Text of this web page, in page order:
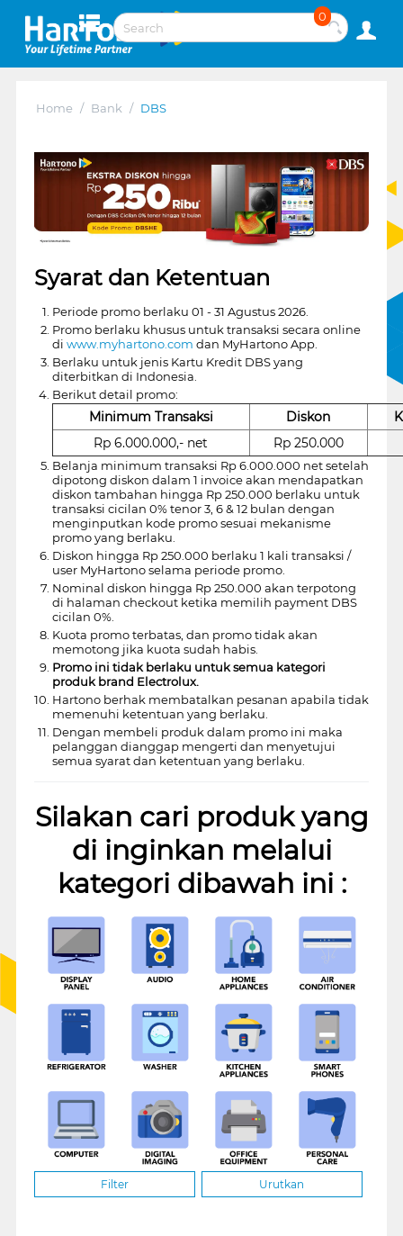
0
Home / Bank / DBS
Syarat dan Ketentuan
Periode promo berlaku 01 - 31 Agustus 2026.
Promo berlaku khusus untuk transaksi secara online
di www.myhartono.com dan MyHartono App.
Berlaku untuk jenis Kartu Kredit DBS yang
diterbitkan di Indonesia.
Berikut detail promo:
Minimum Transaksi Diskon
Rp 6.000.000,- net
Rp 250.000
Belanja minimum transaksi Rp 6.000.000 net setelah
dipotong diskon dalam 1 invoice akan mendapatkan
diskon tambahan hingga Rp 250.000 berlaku untuk
transaksi cicilan 0% tenor 3, 6 & 12 bulan dengan
menginputkan kode promo sesuai mekanisme
promo yang berlaku.
Diskon hingga Rp 250.000 berlaku 1 kali transaksi /
user MyHartono selama periode promo.
Nominal diskon hingga Rp 250.000 akan terpotong
di halaman checkout ketika memilih payment DBS
cicilan 0%.
Kuota promo terbatas, dan promo tidak akan
memotong jika kuota sudah habis.
Promo ini tidak berlaku untuk semua kategori
produk brand Electrolux.
Hartono berhak membatalkan pesanan apabila tidak
memenuhi ketentuan yang berlaku.
Dengan membeli produk dalam promo ini maka
pelanggan dianggap mengerti dan menyetujui
semua syarat dan ketentuan yang berlaku.
Silakan cari produk yang
di inginkan melalui
kategori dibawah ini :
Filter Urutkan